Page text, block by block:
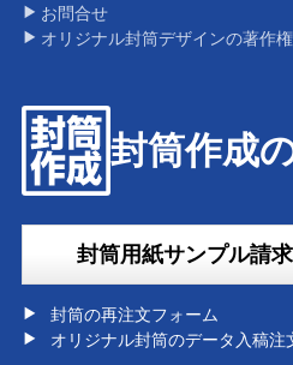
お問合せ
オリジナル封筒デザインの著作
封筒作成
封筒用紙サンプル請
封筒の再注文フォーム
オリジナル封筒のデータ入稿注